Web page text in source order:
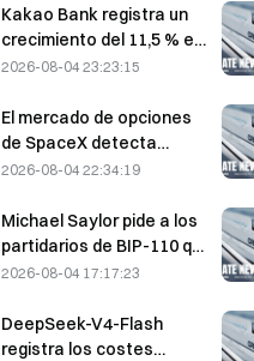
Kakao Bank registra un
crecimiento del 11,5 % en
el beneficio neto del
beneficio del primer
semestre alcanza un
máximo histórico
2026-08-04 23:23:15
El mercado de opciones
de SpaceX detecta
misteriosas posiciones
ejercicio de $330 $20M
antes del vencimiento del
viernes
2026-08-04 22:34:19
Michael Saylor pide a los
partidarios de BIP-110 que
«retiren su apoyo»
los mineros se estanca
en el 2,70 %
2026-08-04 17:17:23
DeepSeek-V4-Flash
registra los costes